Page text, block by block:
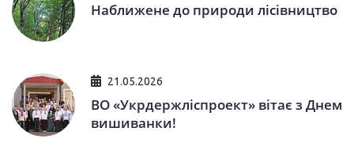
Наближене до природи лісівництво
21.05.2026
ВО «Укрдержліспроект» вітає з Днем
вишиванки!